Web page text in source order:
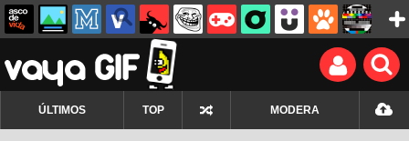
ÚLTIMOS TOP MODERA